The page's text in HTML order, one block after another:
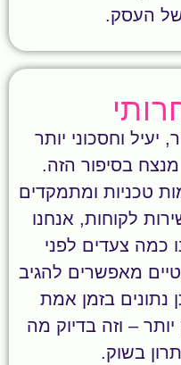
של העסק.
וחסכוני יותר
בסיפור הזה.
טכניות ומתמקדים
לקוחות, אנחנו
צעדים לפני
מאפשרים להגיב
נתונים בזמן אמת
– וזה בדיוק מה
בשוק.